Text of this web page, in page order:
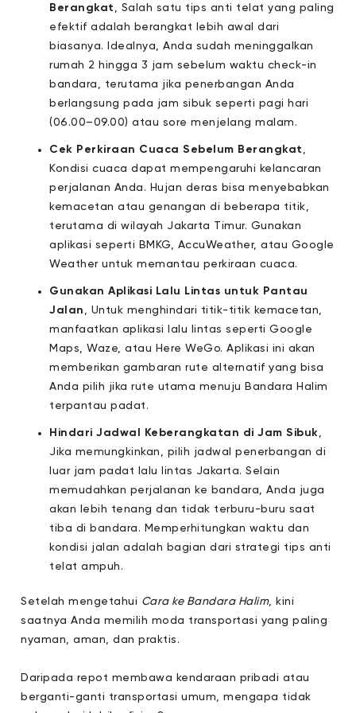
Berangkat , Salah satu tips anti telat yang paling
efektif adalah berangkat lebih awal dari
biasanya. Idealnya, Anda sudah meninggalkan
rumah 2 hingga 3 jam sebelum waktu check-in
bandara, terutama jika penerbangan Anda
berlangsung pada jam sibuk seperti pagi hari
(06.00–09.00) atau sore menjelang malam.
Cek Perkiraan Cuaca Sebelum Berangkat ,
Kondisi cuaca dapat mempengaruhi kelancaran
perjalanan Anda. Hujan deras bisa menyebabkan
kemacetan atau genangan di beberapa titik,
terutama di wilayah Jakarta Timur. Gunakan
aplikasi seperti BMKG, AccuWeather, atau Google
Weather untuk memantau perkiraan cuaca.
Gunakan Aplikasi Lalu Lintas untuk Pantau
Jalan , Untuk menghindari titik-titik kemacetan,
manfaatkan aplikasi lalu lintas seperti Google
Maps, Waze, atau Here WeGo. Aplikasi ini akan
memberikan gambaran rute alternatif yang bisa
Anda pilih jika rute utama menuju Bandara Halim
terpantau padat.
Hindari Jadwal Keberangkatan di Jam Sibuk,
Jika memungkinkan, pilih jadwal penerbangan di
luar jam padat lalu lintas Jakarta. Selain
memudahkan perjalanan ke bandara, Anda juga
akan lebih tenang dan tidak terburu-buru saat
tiba di bandara. Memperhitungkan waktu dan
kondisi jalan adalah bagian dari strategi tips anti
telat ampuh.
Setelah mengetahui Cara ke Bandara Halim, kini
saatnya Anda memilih moda transportasi yang paling
nyaman, aman, dan praktis.
Daripada repot membawa kendaraan pribadi atau
berganti-ganti transportasi umum, mengapa tidak